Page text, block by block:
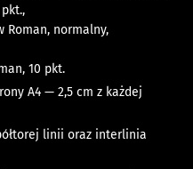
Roman, normalny,
10 pkt.
A4 — 2,5 cm z każdej
linii oraz interlinia